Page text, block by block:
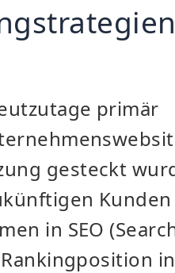
primär
gesteckt
in SEO